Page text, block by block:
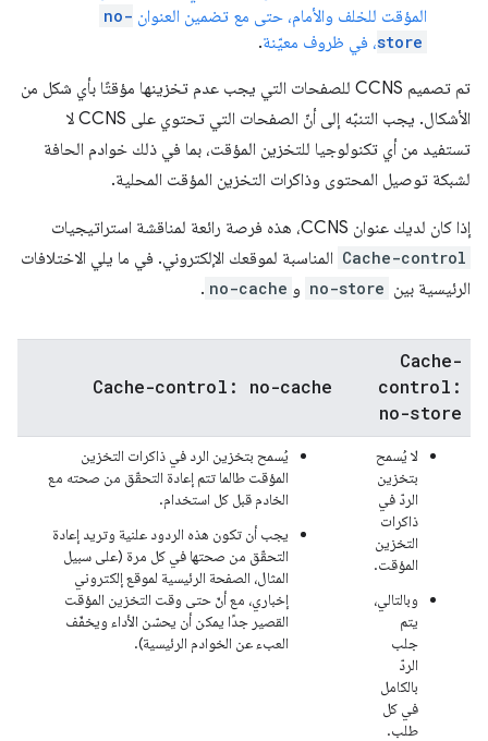
المؤقت للخلف والأمام، حتى مع تضمين العنوان no-
store، في ظروف معيّنة.
تم تصميم CCNS للصفحات التي يجب عدم تخزينها مؤقتًا بأي شكل من
الأشكال. يجب التنبّه إلى أنّ الصفحات التي تحتوي على CCNS لا
تستفيد من أي تكنولوجيا للتخزين المؤقت، بما في ذلك خوادم الحافة
لشبكة توصيل المحتوى وذاكرات التخزين المؤقت المحلية.
إذا كان لديك عنوان CCNS، هذه فرصة رائعة لمناقشة استراتيجيات
Cache-control المناسبة لموقعك الإلكتروني. في ما يلي الاختلافات
الرئيسية بين no-store و no-cache
.
Cache-
control:
no-store
Cache-control: no-cache
لا يُسمح
بتخزين
الردّ في
ذاكرات
التخزين
المؤقت.
وبالتالي،
يتم
جلب
الردّ
بالكامل
في كل
طلب.
يُسمح بتخزين الرد في ذاكرات التخزين
المؤقت طالما تتم إعادة التحقّق من صحته مع
الخادم قبل كل استخدام.
يجب أن تكون هذه الردود علنية وتريد إعادة
التحقّق من صحتها في كل مرة (على سبيل
المثال، الصفحة الرئيسية لموقع إلكتروني
إخباري، مع أنّ حتى وقت التخزين المؤقت
القصير جدًا يمكن أن يحسّن الأداء ويخفّف
العبء عن الخوادم الرئيسية).